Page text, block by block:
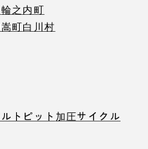
輪之内町
町白川村
トピット 加圧サイクル